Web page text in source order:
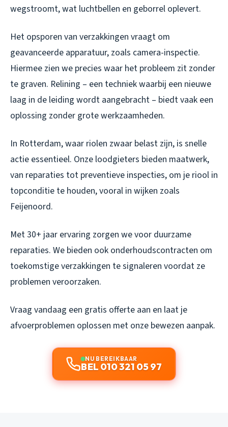
wegstroomt, wat luchtbellen en geborrel oplevert.
Het opsporen van verzakkingen vraagt om
geavanceerde apparatuur, zoals camera-inspectie.
Hiermee zien we precies waar het probleem zit zonder
te graven. Relining – een techniek waarbij een nieuwe
laag in de leiding wordt aangebracht – biedt vaak een
oplossing zonder grote werkzaamheden.
In Rotterdam, waar riolen zwaar belast zijn, is snelle
actie essentieel. Onze loodgieters bieden maatwerk,
van reparaties tot preventieve inspecties, om je riool in
topconditie te houden, vooral in wijken zoals
Feijenoord.
Met 30+ jaar ervaring zorgen we voor duurzame
reparaties. We bieden ook onderhoudscontracten om
toekomstige verzakkingen te signaleren voordat ze
problemen veroorzaken.
Vraag vandaag een gratis offerte aan en laat je
afvoerproblemen oplossen met onze bewezen aanpak.
NU BEREIKBAAR
BEL 010 321 05 97